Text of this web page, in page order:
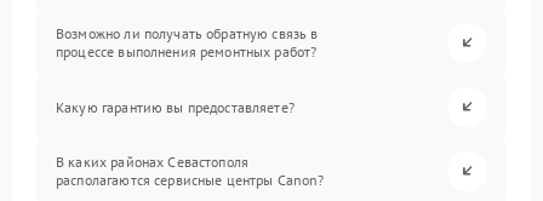
Возможно ли получать обратную связь в
процессе выполнения ремонтных работ?
Какую гарантию вы предоставляете?
В каких районах Севастополя
располагаются сервисные центры Canon?